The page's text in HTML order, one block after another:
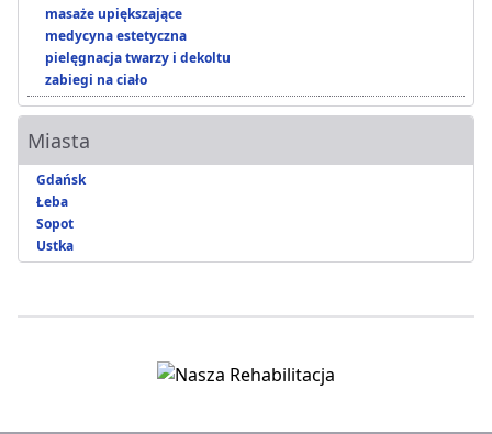
masaże upiększające
medycyna estetyczna
pielęgnacja twarzy i dekoltu
zabiegi na ciało
Miasta
Gdańsk
Łeba
Sopot
Ustka